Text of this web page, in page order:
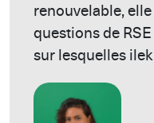
renouvelable,
questions de
sur lesquelles